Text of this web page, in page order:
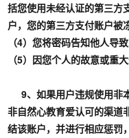
括您使用未经认证的第三方
户，您的第三方支付账户被
（4）您将密码告知他人导
（5）因您个人的故意或重
9、如果用户违规使用非
非自然心教育爱认可的渠道
结该账户，并进行相应惩罚